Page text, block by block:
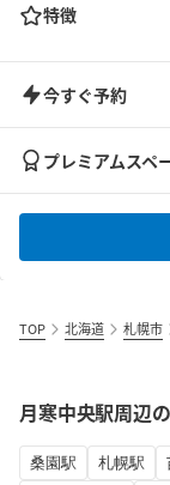
特徴
今すぐ予約
プレミアムスペ
TOP 北海道 札幌市
月寒中央駅周辺
桑園駅 札幌駅